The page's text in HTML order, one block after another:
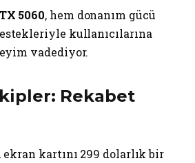
5060, hem donanım gücü
kullanıcılarına
vadediyor.
Rekabet
kartını 299 dolarlık bir